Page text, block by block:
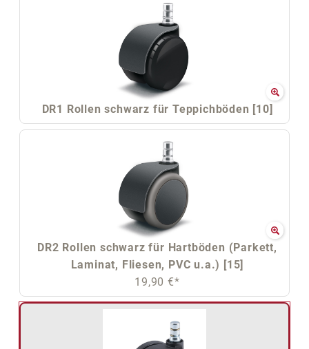
DR1 Rollen schwarz für Teppichböden [10]
DR2 Rollen schwarz für Hartböden (Parkett,
Laminat, Fliesen, PVC u.a.) [15]
19,90 €*